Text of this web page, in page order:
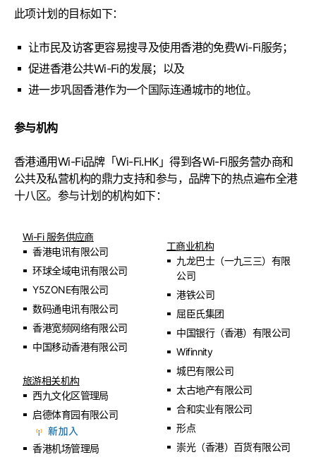
此项计划的目标如下：
让市民及访客更容易搜寻及使用香港的免费Wi-Fi服务；
促进香港公共Wi-Fi的发展；以及
进一步巩固香港作为一个国际连通城市的地位。
参与机构
香港通用Wi-Fi品牌「Wi-Fi.HK」得到各Wi-Fi服务营办商和
公共及私营机构的鼎力支持和参与，品牌下的热点遍布全港
十八区。参与计划的机构如下：
Wi-Fi 服务供应商
香港电讯有限公司
环球全域电讯有限公司
Y5ZONE有限公司
数码通电讯有限公司
香港宽频网络有限公司
中国移动香港有限公司
旅游相关机构
西九文化区管理局
启德体育园有限公司
香港机场管理局
工商业机构
九龙巴士（一九三三）有限
公司
港铁公司
屈臣氏集团
中国银行（香港）有限公司
Wifinnity
城巴有限公司
太古地产有限公司
合和实业有限公司
形点
崇光（香港）百货有限公司